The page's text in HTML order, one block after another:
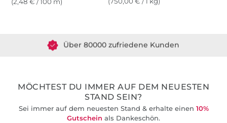
Über 1.8 Millionen Meter Stoff versandfertig
36 Jahre Erfahrung
MÖCHTEST DU IMMER AUF DEM NEUESTEN
STAND SEIN?
Sei immer auf dem neuesten Stand & erhalte einen 10%
Gutschein als Dankeschön.